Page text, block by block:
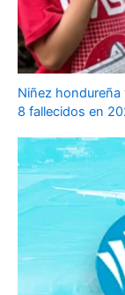
Niñez hondureña
8 fallecidos en